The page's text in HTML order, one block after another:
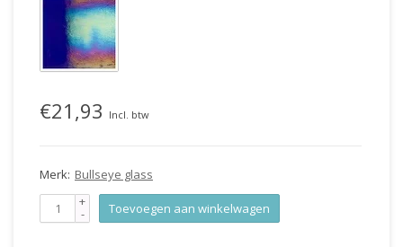
€21,93 Incl. btw
Merk: Bullseye glass
+
- Toevoegen aan winkelwagen